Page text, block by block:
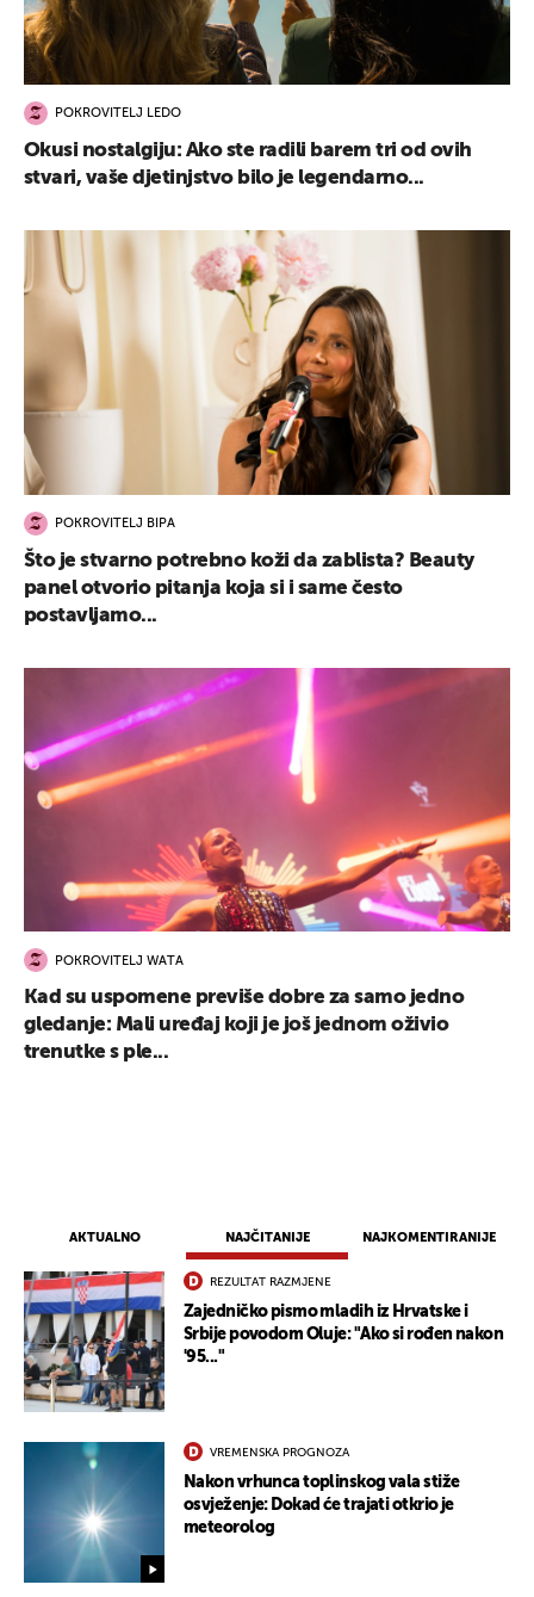
AKTUALNO NAJČITANIJE NAJKOMENTIRANIJE
REZULTAT RAZMJENE
Zajedničko pismo mladih iz Hrvatske i
Srbije povodom Oluje: "Ako si rođen nakon
'95..."
VREMENSKA PROGNOZA
Nakon vrhunca toplinskog vala stiže
osvježenje: Dokad će trajati otkrio je
meteorolog
POKROVITELJ LEDO
Okusi nostalgiju: Ako ste radili barem tri od ovih
stvari, vaše djetinjstvo bilo je legendarno...
POKROVITELJ BIPA
Što je stvarno potrebno koži da zablista? Beauty
panel otvorio pitanja koja si i same često
postavljamo...
POKROVITELJ WATA
Kad su uspomene previše dobre za samo jedno
gledanje: Mali uređaj koji je još jednom oživio
trenutke s ple...